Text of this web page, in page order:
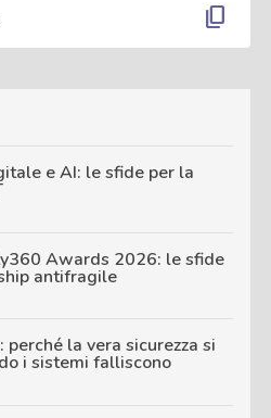
content_copy
e AI: le sfide per la
Awards 2026: le sfide
antifragile
perché la vera sicurezza si
i sistemi falliscono